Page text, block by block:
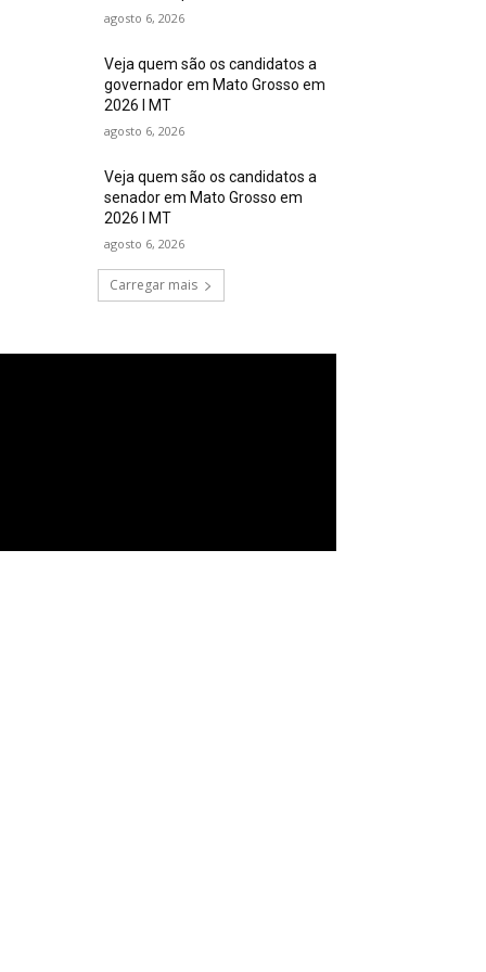
agosto 6, 2026
Veja quem são os candidatos a
governador em Mato Grosso em
2026 I MT
agosto 6, 2026
Veja quem são os candidatos a
senador em Mato Grosso em
2026 I MT
agosto 6, 2026
Carregar mais